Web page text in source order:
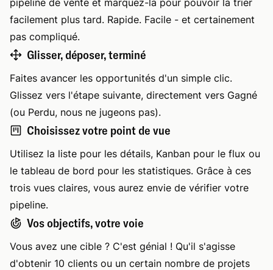
pipeline de vente et marquez-la pour pouvoir la trier
facilement plus tard. Rapide. Facile - et certainement
pas compliqué.
Glisser, déposer, terminé
Faites avancer les opportunités d'un simple clic.
Glissez vers l'étape suivante, directement vers Gagné
(ou Perdu, nous ne jugeons pas).
Choisissez votre point de vue
Utilisez la liste pour les détails, Kanban pour le flux ou
le tableau de bord pour les statistiques. Grâce à ces
trois vues claires, vous aurez envie de vérifier votre
pipeline.
Vos objectifs, votre voie
Vous avez une cible ? C'est génial ! Qu'il s'agisse
d'obtenir 10 clients ou un certain nombre de projets